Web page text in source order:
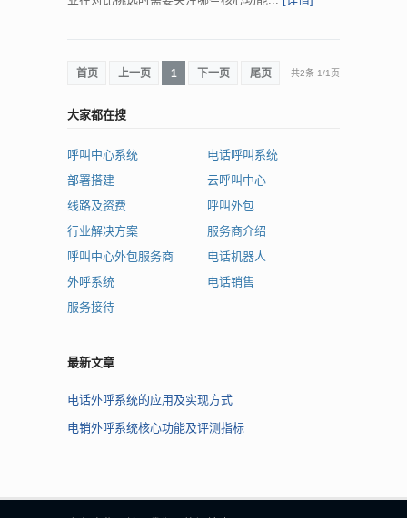
首页 上一页 1 下一页 尾页 共2条 1/1页
大家都在搜
呼叫中心系统
电话呼叫系统
部署搭建
云呼叫中心
线路及资费
呼叫外包
行业解决方案
服务商介绍
呼叫中心外包服务商
电话机器人
外呼系统
电话销售
服务接待
最新文章
电话外呼系统的应用及实现方式
电销外呼系统核心功能及评测指标